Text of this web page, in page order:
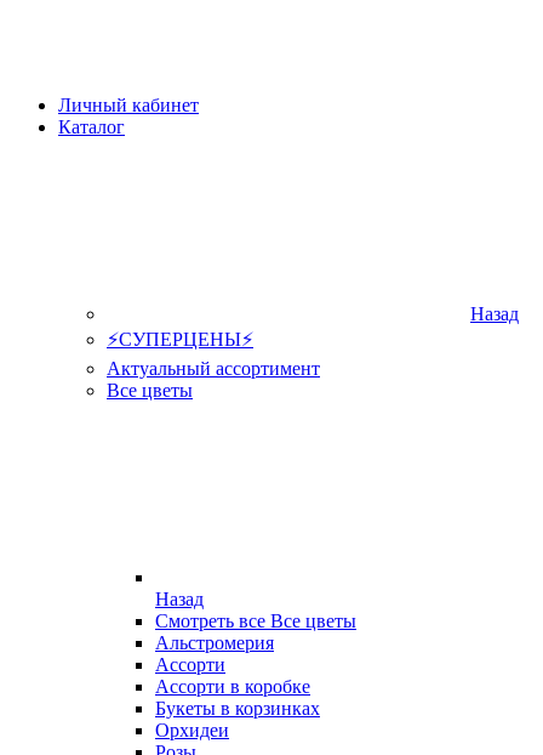
Личный кабинет
Каталог
Назад
⚡СУПЕРЦЕНЫ⚡
Актуальный ассортимент
Все цветы
Назад
Смотреть все Все цветы
Альстромерия
Ассорти
Ассорти в коробке
Букеты в корзинках
Орхидеи